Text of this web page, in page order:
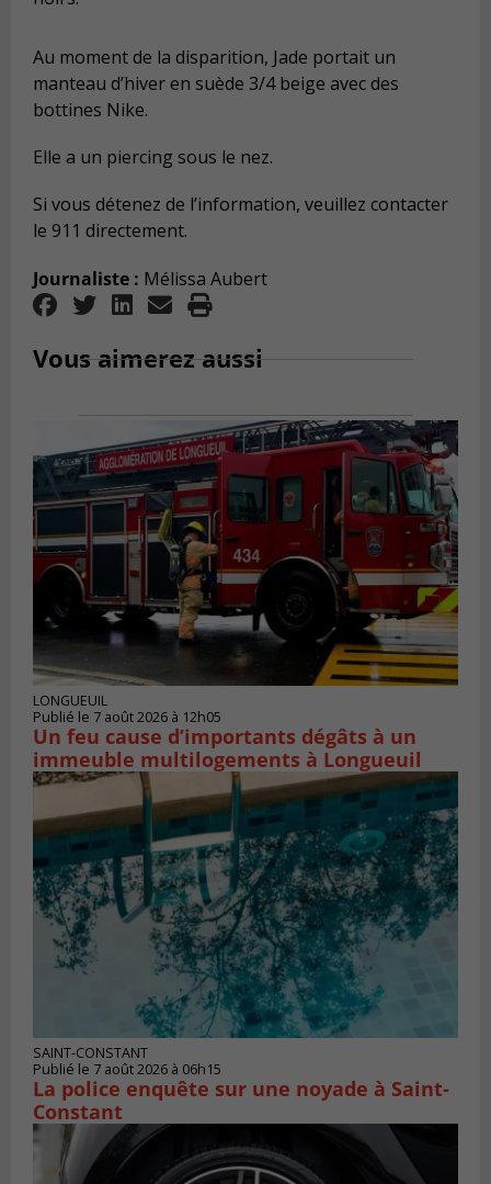
Au moment de la disparition, Jade portait un
manteau d’hiver en suède 3/4 beige avec des
bottines Nike.
Elle a un piercing sous le nez.
Si vous détenez de l’information, veuillez contacter
le 911 directement.
Journaliste : Mélissa Aubert
Vous aimerez aussi
LONGUEUIL
Publié le 7 août 2026 à 12h05
Un feu cause d’importants dégâts à un
immeuble multilogements à Longueuil
SAINT-CONSTANT
Publié le 7 août 2026 à 06h15
La police enquête sur une noyade à Saint-
Constant